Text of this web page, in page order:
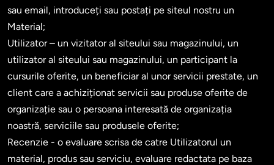
sau email, introduceți sau postați pe siteul nostru un
Material;
Utilizator – un vizitator al siteului sau magazinului, un
utilizator al siteului sau magazinului, un participant la
cursurile oferite, un beneficiar al unor servicii prestate, un
client care a achiziționat servicii sau produse oferite de
organizație sau o persoana interesată de organizația
noastră, serviciile sau produsele oferite;
Recenzie - o evaluare scrisa de catre Utilizatorul un
material, produs sau serviciu, evaluare redactata pe baza